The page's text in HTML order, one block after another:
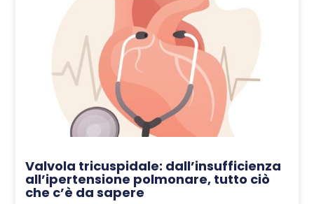
Valvola tricuspidale: dall’insufficienza
all’ipertensione polmonare, tutto ciò
che c’è da sapere